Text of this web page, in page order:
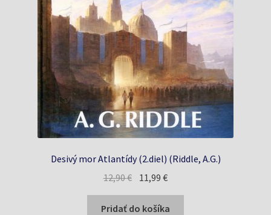
Desivý mor Atlantídy (2.diel) (Riddle, A.G.)
12,90€ Pôvodná
cena
bola:
11,99€Aktuálna
cena
je:
Pridať do košíka